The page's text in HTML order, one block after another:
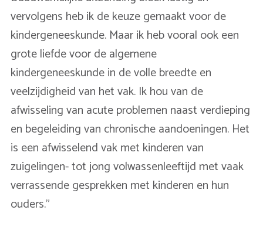
vervolgens heb ik de keuze gemaakt voor de
kindergeneeskunde. Maar ik heb vooral ook een
grote liefde voor de algemene
kindergeneeskunde in de volle breedte en
veelzijdigheid van het vak. Ik hou van de
afwisseling van acute problemen naast verdieping
en begeleiding van chronische aandoeningen. Het
is een afwisselend vak met kinderen van
zuigelingen- tot jong volwassenleeftijd met vaak
verrassende gesprekken met kinderen en hun
ouders.”